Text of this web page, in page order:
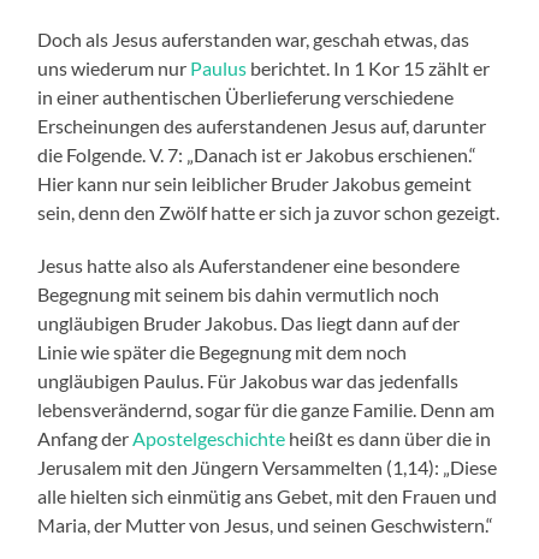
Doch als Jesus auferstanden war, geschah etwas, das
uns wiederum nur Paulus berichtet. In 1 Kor 15 zählt er
in einer authentischen Überlieferung verschiedene
Erscheinungen des auferstandenen Jesus auf, darunter
die Folgende. V. 7: „Danach ist er Jakobus erschienen.“
Hier kann nur sein leiblicher Bruder Jakobus gemeint
sein, denn den Zwölf hatte er sich ja zuvor schon gezeigt.
Jesus hatte also als Auferstandener eine besondere
Begegnung mit seinem bis dahin vermutlich noch
ungläubigen Bruder Jakobus. Das liegt dann auf der
Linie wie später die Begegnung mit dem noch
ungläubigen Paulus. Für Jakobus war das jedenfalls
lebensverändernd, sogar für die ganze Familie. Denn am
Anfang derApostelgeschichte heißt es dann über die in
Jerusalem mit den Jüngern Versammelten (1,14): „Diese
alle hielten sich einmütig ans Gebet, mit den Frauen und
Maria, der Mutter von Jesus, und seinen Geschwistern.“